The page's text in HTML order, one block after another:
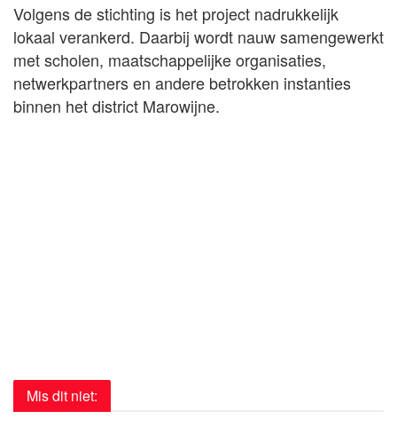
Volgens de stichting is het project nadrukkelijk
lokaal verankerd. Daarbij wordt nauw samengewerkt
met scholen, maatschappelijke organisaties,
netwerkpartners en andere betrokken instanties
binnen het district Marowijne.
Mis dit niet: